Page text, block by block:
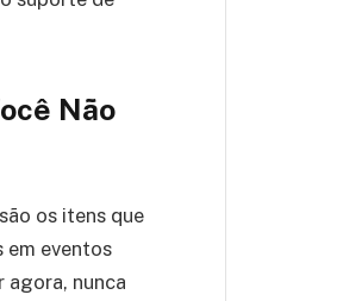
Não
os itens que
em eventos
agora, nunca